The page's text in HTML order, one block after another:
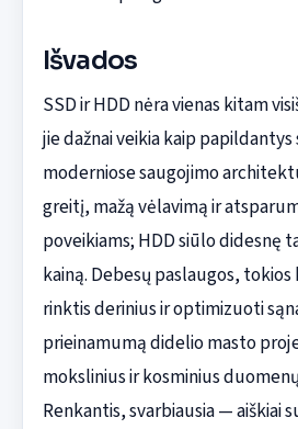
Išvados
SSD ir HDD nėra vienas kitam
jie dažnai veikia kaip
moderniose saugojimo
greitį, mažą vėlavimą ir
poveikiams; HDD siūlo didesnę
kainą. Debesų paslaugos, tokios
rinktis derinius ir optimizuoti
prieinamumą didelio masto
mokslinius ir kosminius
Renkantis, svarbiausia — aiškiai